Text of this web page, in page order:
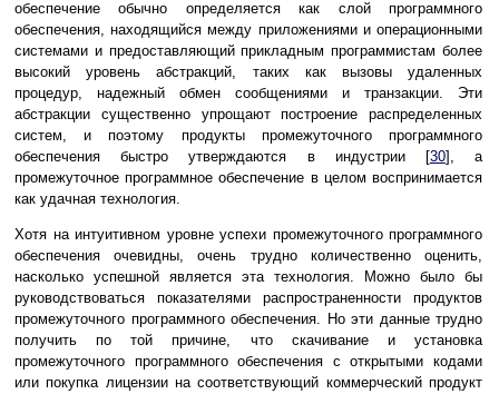
обеспечение обычно определяется как слой программного
обеспечения, находящийся между приложениями и операционными
системами и предоставляющий прикладным программистам более
высокий уровень абстракций, таких как вызовы удаленных
процедур, надежный обмен сообщениями и транзакции. Эти
абстракции существенно упрощают построение распределенных
систем, и поэтому продукты промежуточного программного
обеспечения быстро утверждаются в индустрии [30], а
промежуточное программное обеспечение в целом воспринимается
как удачная технология.
Хотя на интуитивном уровне успехи промежуточного программного
обеспечения очевидны, очень трудно количественно оценить,
насколько успешной является эта технология. Можно было бы
руководствоваться показателями распространенности продуктов
промежуточного программного обеспечения. Но эти данные трудно
получить по той причине, что скачивание и установка
промежуточного программного обеспечения с открытыми кодами
или покупка лицензии на соответствующий коммерческий продукт